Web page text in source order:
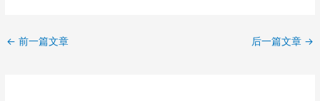
← 前一篇文章 后一篇文章 →